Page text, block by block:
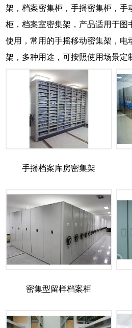
架，档案密集柜，手摇密集柜，手
柜，档案室密集架，产品适用于图
使用，常用的手摇移动密集架，电
架，多种用途，可按照使用场景定
手摇档案库房密集架
密集型留样档案柜